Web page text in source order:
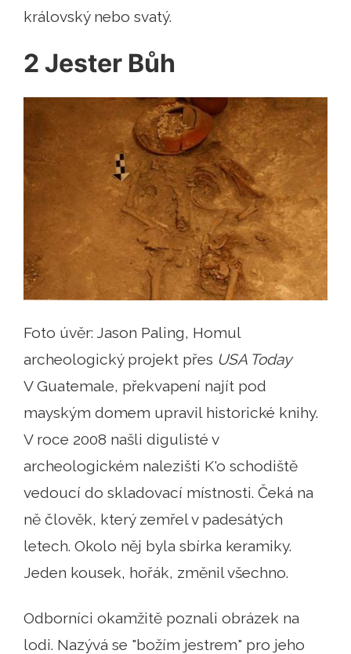
královský nebo svatý.
2 Jester Bůh
Foto úvěr: Jason Paling, Homul
archeologický projekt přes USA Today
V Guatemale, překvapení najít pod
mayským domem upravil historické knihy.
V roce 2008 našli digulisté v
archeologickém nalezišti K'o schodiště
vedoucí do skladovací místnosti. Čeká na
ně člověk, který zemřel v padesátých
letech. Okolo něj byla sbírka keramiky.
Jeden kousek, hořák, změnil všechno.
Odborníci okamžitě poznali obrázek na
lodi. Nazývá se "božím jestrem" pro jeho